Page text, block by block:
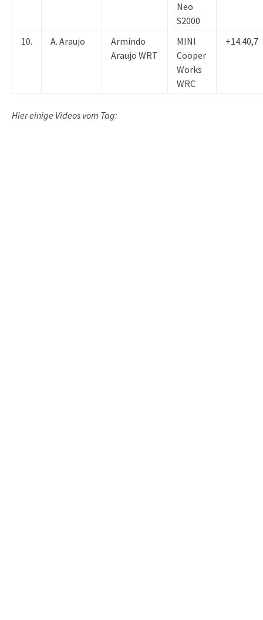
Neo
S2000
10. A. Araujo
Armindo
Araujo WRT
MINI
Cooper
Works
WRC
+14.40,7
Hier einige Videos vom Tag: